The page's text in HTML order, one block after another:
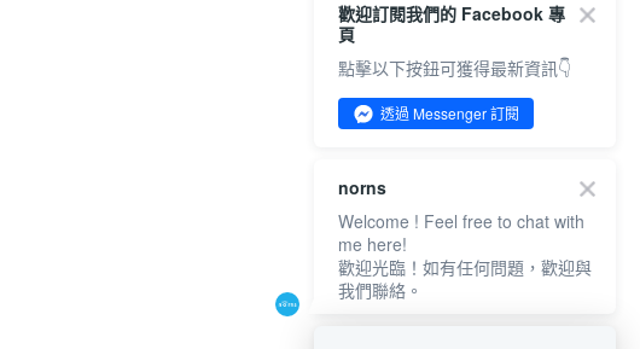
歡迎訂閱我們的 Facebook 專
頁
點擊以下按鈕可獲得最新資訊👇
透過 Messenger 訂閱
norns
Welcome ! Feel free to chat with
me here!
歡迎光臨！如有任何問題，歡迎與
我們聯絡。